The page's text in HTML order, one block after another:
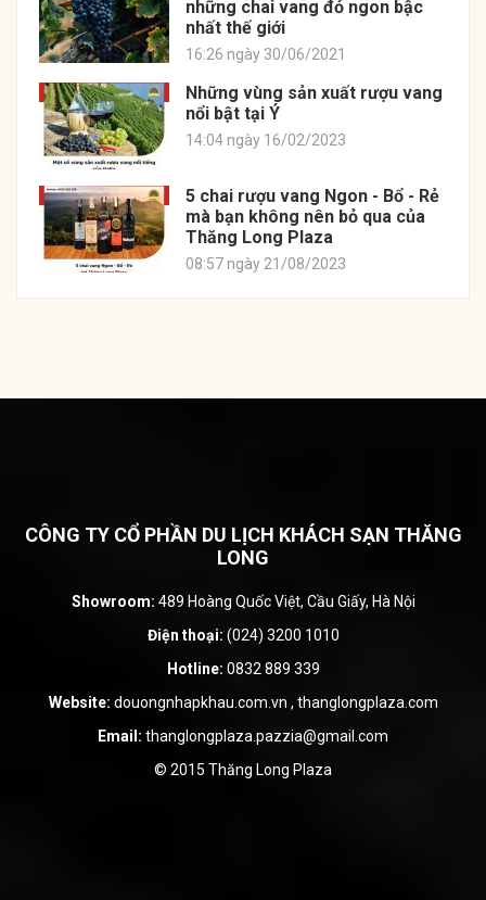
những chai vang đỏ ngon bậc
nhất thế giới
16:26 ngày 30/06/2021
Những vùng sản xuất rượu vang
nổi bật tại Ý
14:04 ngày 16/02/2023
5 chai rượu vang Ngon - Bổ - Rẻ
mà bạn không nên bỏ qua của
Thăng Long Plaza
08:57 ngày 21/08/2023
CÔNG TY CỔ PHẦN DU LỊCH KHÁCH SẠN THĂNG
LONG
Showroom: 489 Hoàng Quốc Việt, Cầu Giấy, Hà Nội
Điện thoại: (024) 3200 1010
Hotline: 0832 889 339
Website: douongnhapkhau.com.vn , thanglongplaza.com
Email: thanglongplaza.pazzia@gmail.com
© 2015 Thăng Long Plaza